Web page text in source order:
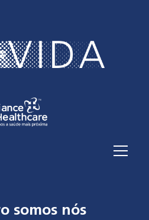
somos nós